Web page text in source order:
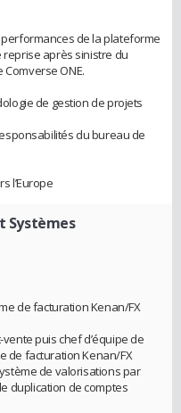
de la plateforme
après sinistre du
ONE.
de gestion de projets
du bureau de
l’Europe
Systèmes
de facturation Kenan/FX
puis chef d’équipe de
de facturation Kenan/FX
de valorisations par
duplication de comptes